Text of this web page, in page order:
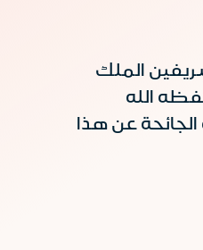
الملك
الله
عن هذا